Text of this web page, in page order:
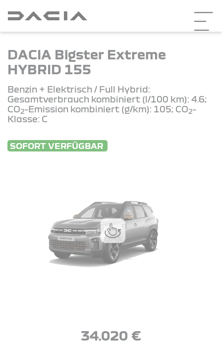
DACIA Bigster Extreme
HYBRID 155
Benzin + Elektrisch / Full Hybrid:
Gesamtverbrauch kombiniert (l/100 km): 4.6;
CO2-Emission kombiniert (g/km): 105; CO2-
Klasse: C
SOFORT VERFÜGBAR
34.020 €